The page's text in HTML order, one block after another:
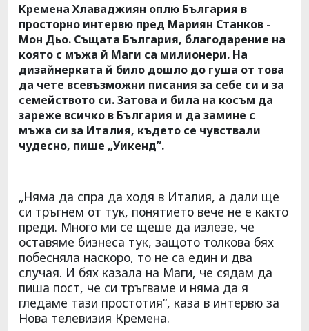
Кремена Хлаваджиян оплю България в
просторно интервю пред Мариян Станков -
Мон Дьо. Същата България, благодарение на
която с мъжа й Маги са милионери. На
дизайнерката й било дошло до гуша от това
да чете всевъзможни писания за себе си и за
семейството си. Затова и била на косъм да
зареже всичко в България и да замине с
мъжа си за Италия, където се чувствали
чудесно, пише „Уикенд”.
„Няма да спра да ходя в Италия, а дали ще
си тръгнем от тук, понятието вече не е както
преди. Много ми се щеше да излезе, че
оставяме бизнеса тук, защото толкова бях
побесняла наскоро, то не са един и два
случая. И бях казала на Маги, че сядам да
пиша пост, че си тръгваме и няма да я
гледаме тази простотия“, каза в интервю за
Нова телевизия Кремена.